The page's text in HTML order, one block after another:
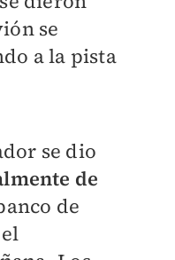
se
a la pista
se dio
de
de